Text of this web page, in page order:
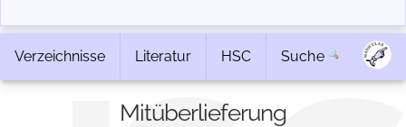
Verzeichnisse Literatur HSC Suche
Mitüberlieferung